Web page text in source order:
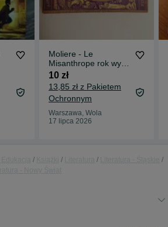
Moliere - Le
Misanthrope rok wyd
1939
10 zł
13,85 zł z Pakietem
Ochronnym
Warszawa, Wola
17 lipca 2026